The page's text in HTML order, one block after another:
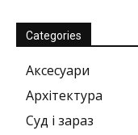
Categories
Аксесуари
Архітектура
Суд і зараз